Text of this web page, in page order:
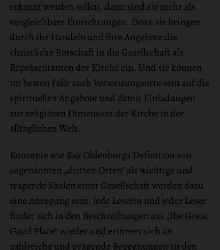
erkannt werden sollen, dann sind sie mehr als
vergleichbare Einrichtungen. Denn sie bringen
durch ihr Handeln und ihre Angebote die
christliche Botschaft in die Gesellschaft als
Repräsentanten der Kirche ein. Und sie können
im besten Falle auch Verweisungsorte sein auf die
spirituellen Angebote und damit Einladungen
zur religiösen Dimension der Kirche in der
alltäglichen Welt.
Konzepte wie Ray Oldenburgs Definition von
sogenannten „dritten Orten“ als wichtige und
tragende Säulen einer Gesellschaft werden dazu
eine Anregung sein. Jede Leserin und jeder Leser
findet sich in den Beschreibungen aus „The Great
Good Place“ wieder und erinnert sich an
zahlreiche und prägende Begegnungen an den